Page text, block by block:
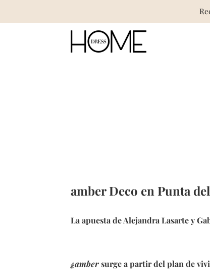
amber Deco en Punta
La apuesta deAlejandra Lasarte y
¿ambersurge a partir del plan de